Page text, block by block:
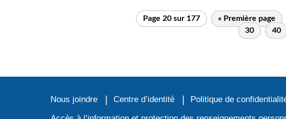
Page 20 sur 177 « Première page
30
40
Nous joindre Centre d’identité Politique de